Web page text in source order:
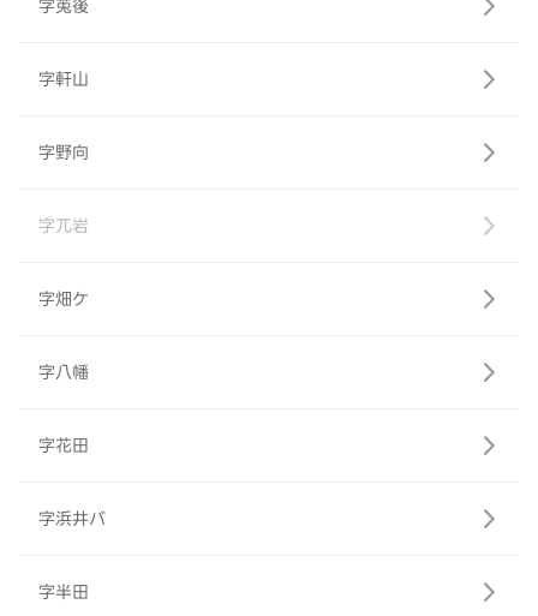
字莵後
字軒山
字野向
字兀岩
字畑ケ
字八幡
字花田
字浜井バ
字半田